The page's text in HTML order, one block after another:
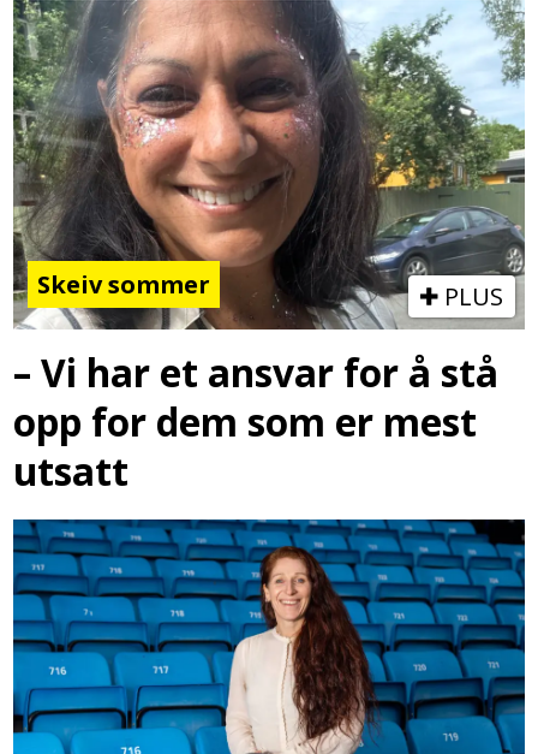
Skeiv sommer PLUS
– Vi har et ansvar for å stå
opp for dem som er mest
utsatt